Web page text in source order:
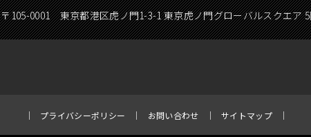
〒105-0001 東京都港区虎ノ門1-3-1 東京虎ノ門グローバルスクエア
プライバシーポリシー お問い合わせ サイトマップ